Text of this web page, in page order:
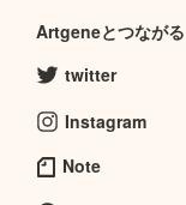
Artgeneとつながる
twitter
Instagram
Note